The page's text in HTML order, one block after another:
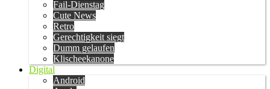
Fail-Dienstag
Cute News
Retro
Gerechtigkeit siegt
Dumm gelaufen
Klischeekanone
Digital
Android